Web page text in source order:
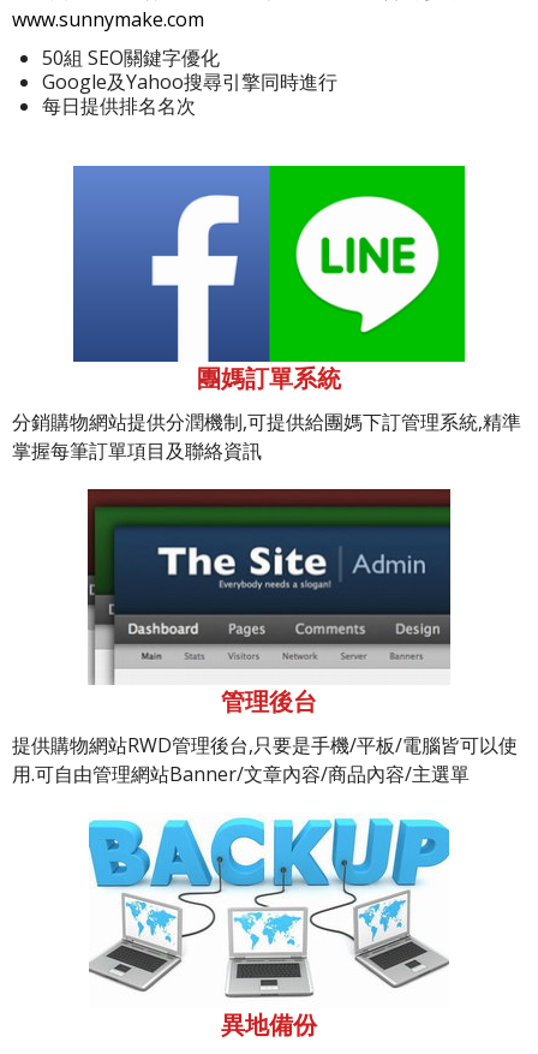
www.sunnymake.com
50組 SEO關鍵字優化
Google及Yahoo搜尋引擎同時進行
每日提供排名名次
團媽訂單系統
分銷購物網站提供分潤機制,可提供給團媽下訂管理系統,精準
掌握每筆訂單項目及聯絡資訊
管理後台
提供購物網站RWD管理後台,只要是手機/平板/電腦皆可以使
用.可自由管理網站Banner/文章內容/商品內容/主選單
異地備份